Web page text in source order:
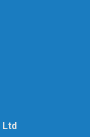
Ltd